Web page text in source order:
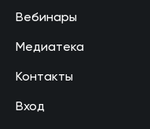
Вебинары
Медиатека
Контакты
Вход